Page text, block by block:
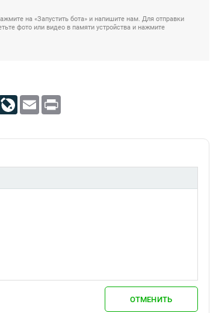
на «Запустить бота» и напишите нам. Для отправки
фото или видео в памяти устройства и нажмите
LiveJournal
Email
ОТМЕНИТЬ